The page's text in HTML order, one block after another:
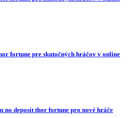
fortune pre skutočných hráčov v online
no deposit thor fortune pro nové hráče